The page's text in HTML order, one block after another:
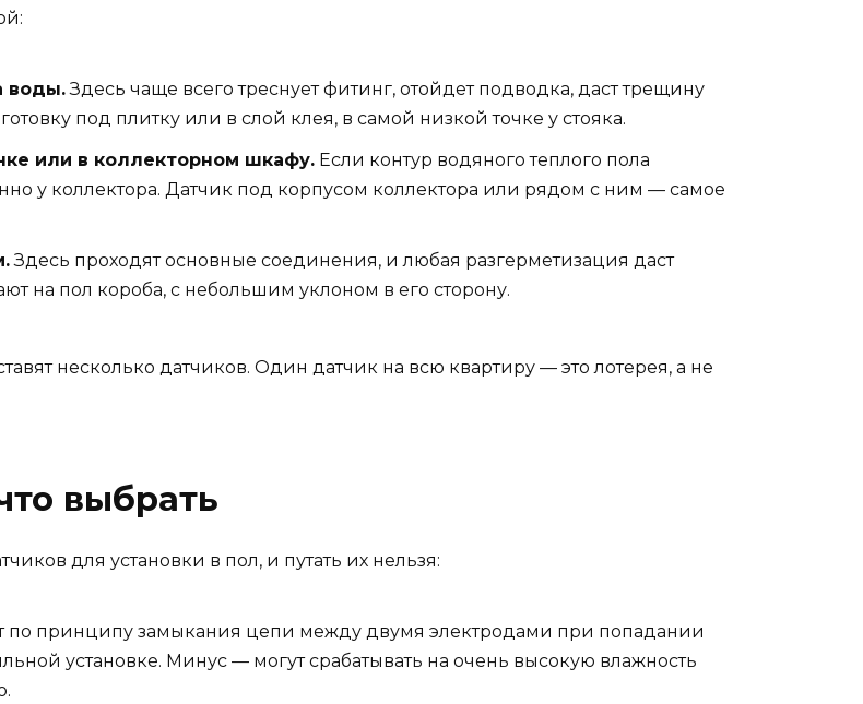
воды.Здесь чаще всего треснует фитинг, отойдет подводка, даст трещину
под плитку или в слой клея, в самой низкой точке у стояка.
или в коллекторном шкафу. Если контур водяного теплого пола
у коллектора. Датчик под корпусом коллектора или рядом с ним — самое
Здесь проходят основные соединения, и любая разгерметизация даст
на пол короба, с небольшим уклоном в его сторону.
несколько датчиков. Один датчик на всю квартиру — это лотерея, а не
выбрать
для установки в пол, и путать их нельзя:
по принципу замыкания цепи между двумя электродами при попадании
установке. Минус — могут срабатывать на очень высокую влажность